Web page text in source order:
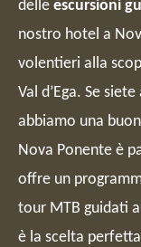
delle escursioni
nostro hotel a
volentieri alla
Val d’Ega. Se
abbiamo una
Nova Ponente è
offre un
tour MTB guidati
è la scelta